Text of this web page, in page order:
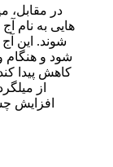
در مقابل،
هایی به نام
شوند. این
شود و هنگام
کاهش پیدا
از
افزایش